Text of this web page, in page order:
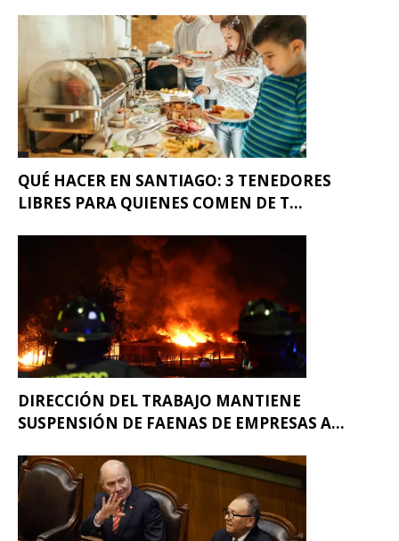
QUÉ HACER EN SANTIAGO: 3 TENEDORES
LIBRES PARA QUIENES COMEN DE T...
DIRECCIÓN DEL TRABAJO MANTIENE
SUSPENSIÓN DE FAENAS DE EMPRESAS A...